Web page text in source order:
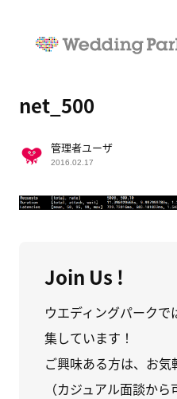
net_500
管理者ユーザ
2016.02.17
Join Us !
ウエディングパーク
集しています！
ご興味ある方は、お
（カジュアル面談から